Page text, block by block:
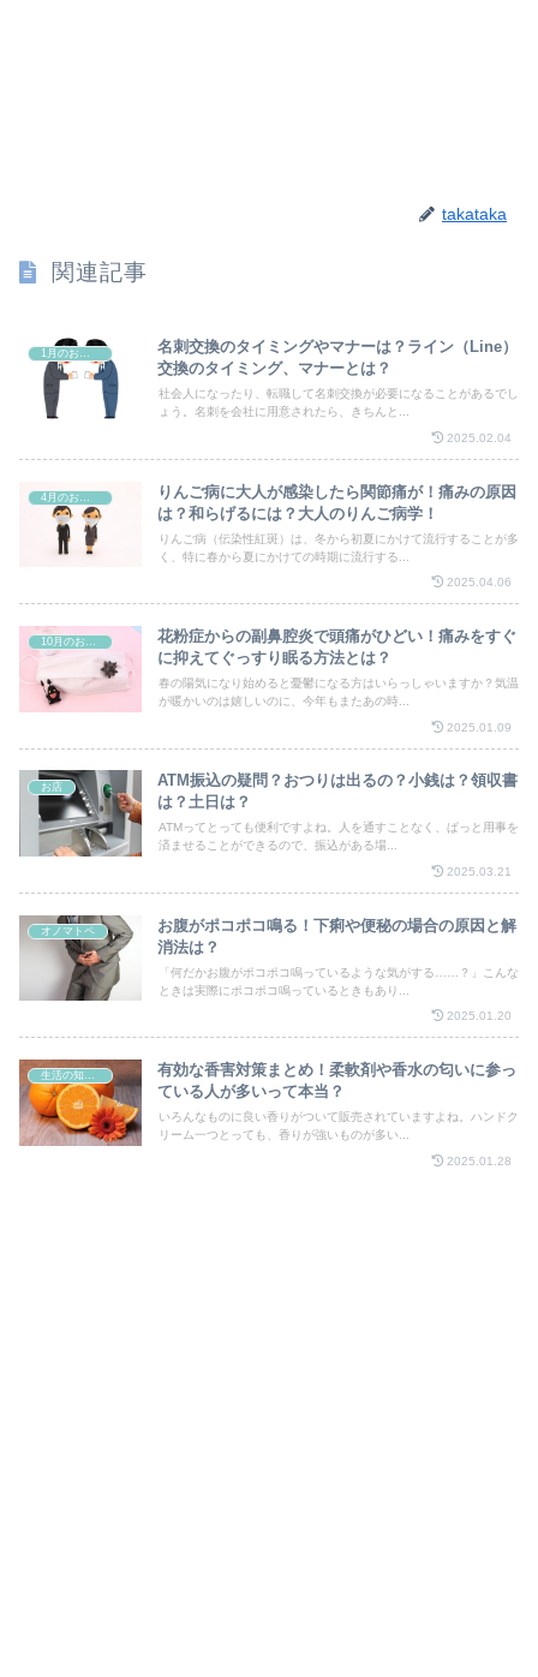
takataka
関連記事
名刺交換のタイミングやマナーは？ライン（Line）
交換のタイミング、マナーとは？
社会人になったり、転職して名刺交換が必要になることがあるでし
ょう。名刺を会社に用意されたら、きちんと...
2025.02.04
りんご病に大人が感染したら関節痛が！痛みの原因
は？和らげるには？大人のりんご病学！
りんご病（伝染性紅斑）は、冬から初夏にかけて流行することが多
く、特に春から夏にかけての時期に流行する...
2025.04.06
10月のお祭り
花粉症からの副鼻腔炎で頭痛がひどい！痛みをすぐ
に抑えてぐっすり眠る方法とは？
春の陽気になり始めると憂鬱になる方はいらっしゃいますか？気温
が暖かいのは嬉しいのに、今年もまたあの時...
2025.01.09
お店
ATM振込の疑問？おつりは出るの？小銭は？領収書
は？土日は？
ATMってとっても便利ですよね。人を通すことなく、ぱっと用事を
済ませることができるので、振込がある場...
2025.03.21
オノマトペ
お腹がポコポコ鳴る！下痢や便秘の場合の原因と解
消法は？
「何だかお腹がポコポコ鳴っているような気がする……？」こんな
ときは実際にポコポコ鳴っているときもあり...
2025.01.20
生活の知恵・裏ワザ
有効な香害対策まとめ！柔軟剤や香水の匂いに参っ
ている人が多いって本当？
いろんなものに良い香りがついて販売されていますよね。ハンドク
リーム一つとっても、香りが強いものが多い...
2025.01.28